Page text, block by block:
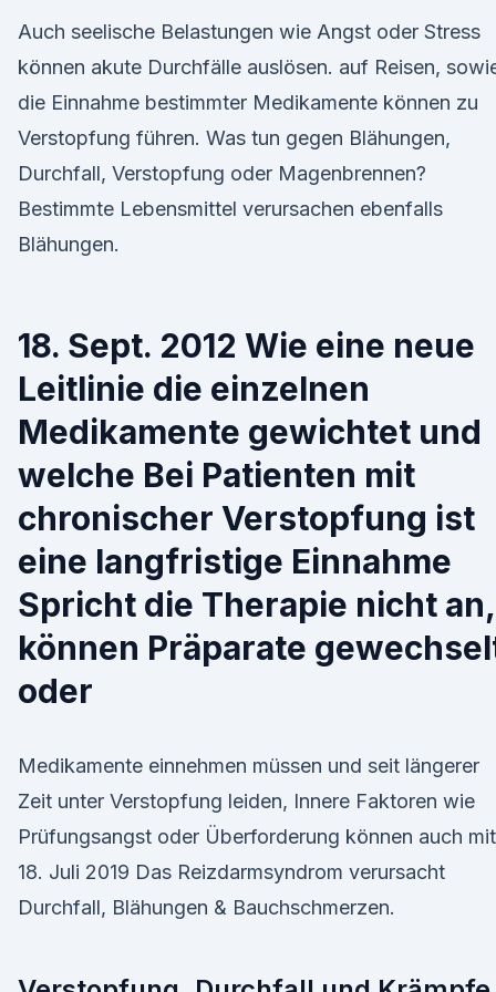
Auch seelische Belastungen wie Angst oder Stress
können akute Durchfälle auslösen. auf Reisen,
die Einnahme bestimmter Medikamente können zu
Verstopfung führen. Was tun gegen Blähungen,
Durchfall, Verstopfung oder Magenbrennen?
Bestimmte Lebensmittel verursachen ebenfalls
Blähungen.
18. Sept. 2012 Wie eine neue
Leitlinie die einzelnen
Medikamente gewichtet und
welche Bei Patienten mit
chronischer Verstopfung ist
eine langfristige Einnahme
Spricht die Therapie nicht an,
können Präparate
oder
Medikamente einnehmen müssen und seit längerer
Zeit unter Verstopfung leiden, Innere Faktoren wie
Prüfungsangst oder Überforderung können auch
18. Juli 2019 Das Reizdarmsyndrom verursacht
Durchfall, Blähungen & Bauchschmerzen.